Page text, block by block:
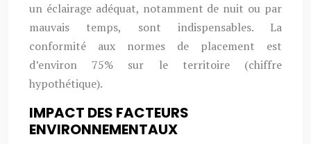
un éclairage adéquat, notamment de nuit ou par
mauvais temps, sont indispensables. La
conformité aux normes de placement est
d’environ 75% sur le territoire (chiffre
hypothétique).
IMPACT DES FACTEURS
ENVIRONNEMENTAUX